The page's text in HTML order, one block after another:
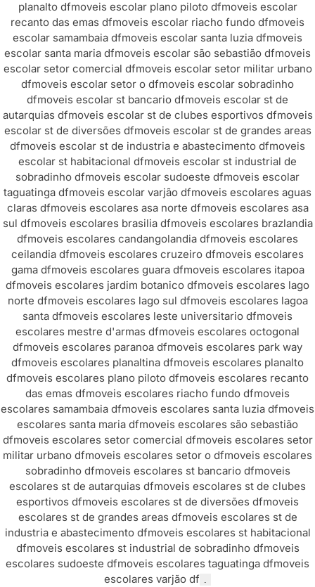
planalto dfmoveis escolar plano piloto dfmoveis escolar
recanto das emas dfmoveis escolar riacho fundo dfmoveis
escolar samambaia dfmoveis escolar santa luzia dfmoveis
escolar santa maria dfmoveis escolar são sebastião dfmoveis
escolar setor comercial dfmoveis escolar setor militar urbano
dfmoveis escolar setor o dfmoveis escolar sobradinho
dfmoveis escolar st bancario dfmoveis escolar st de
autarquias dfmoveis escolar st de clubes esportivos dfmoveis
escolar st de diversões dfmoveis escolar st de grandes areas
dfmoveis escolar st de industria e abastecimento dfmoveis
escolar st habitacional dfmoveis escolar st industrial de
sobradinho dfmoveis escolar sudoeste dfmoveis escolar
taguatinga dfmoveis escolar varjão dfmoveis escolares aguas
claras dfmoveis escolares asa norte dfmoveis escolares asa
sul dfmoveis escolares brasilia dfmoveis escolares brazlandia
dfmoveis escolares candangolandia dfmoveis escolares
ceilandia dfmoveis escolares cruzeiro dfmoveis escolares
gama dfmoveis escolares guara dfmoveis escolares itapoa
dfmoveis escolares jardim botanico dfmoveis escolares lago
norte dfmoveis escolares lago sul dfmoveis escolares lagoa
santa dfmoveis escolares leste universitario dfmoveis
escolares mestre d'armas dfmoveis escolares octogonal
dfmoveis escolares paranoa dfmoveis escolares park way
dfmoveis escolares planaltina dfmoveis escolares planalto
dfmoveis escolares plano piloto dfmoveis escolares recanto
das emas dfmoveis escolares riacho fundo dfmoveis
escolares samambaia dfmoveis escolares santa luzia dfmoveis
escolares santa maria dfmoveis escolares são sebastião
dfmoveis escolares setor comercial dfmoveis escolares setor
militar urbano dfmoveis escolares setor o dfmoveis escolares
sobradinho dfmoveis escolares st bancario dfmoveis
escolares st de autarquias dfmoveis escolares st de clubes
esportivos dfmoveis escolares st de diversões dfmoveis
escolares st de grandes areas dfmoveis escolares st de
industria e abastecimento dfmoveis escolares st habitacional
dfmoveis escolares st industrial de sobradinho dfmoveis
escolares sudoeste dfmoveis escolares taguatinga dfmoveis
escolares varjão df .